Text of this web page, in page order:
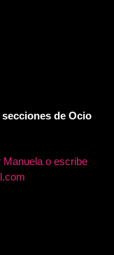
de Ocio
Manuela o escribe